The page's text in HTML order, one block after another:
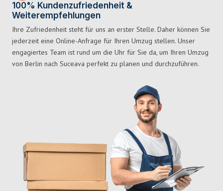
100% Kundenzufriedenheit &
Weiterempfehlungen
Ihre Zufriedenheit steht für uns an erster Stelle. Daher können Sie
jederzeit eine Online-Anfrage für Ihren Umzug stellen. Unser
engagiertes Team ist rund um die Uhr für Sie da, um Ihren Umzug
von Berlin nach Suceava perfekt zu planen und durchzuführen.